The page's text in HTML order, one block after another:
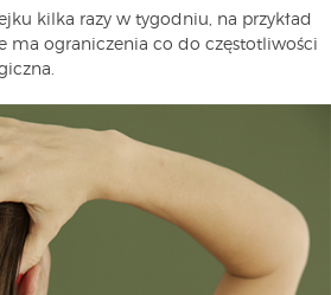
kilka razy w tygodniu, na przykład
ma ograniczenia co do częstotliwości